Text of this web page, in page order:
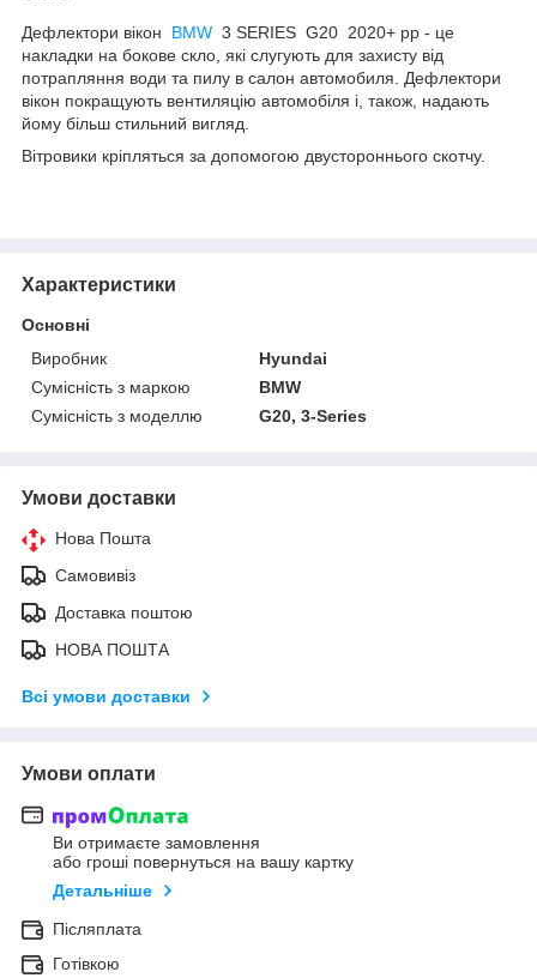
Дефлектори вікон BMW 3 SERIES G20 2020+ рр - це
накладки на бокове скло, які слугують для захисту від
потрапляння води та пилу в салон автомобиля. Дефлектори
вікон покращують вентиляцію автомобіля і, також, надають
йому більш стильний вигляд.
Вітровики кріпляться за допомогою двустороннього скотчу.
Характеристики
Основні
Виробник
Hyundai
Сумісність з маркою
BMW
Сумісність з моделлю
G20, 3-Series
Умови доставки
Нова Пошта
Самовивіз
Доставка поштою
НОВА ПОШТА
Всі умови доставки
Умови оплати
Ви отримаєте замовлення
або гроші повернуться на вашу картку
Детальніше
Післяплата
Готівкою